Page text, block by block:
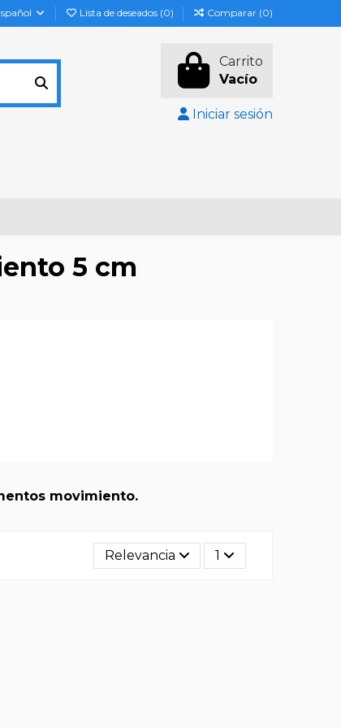
Lista de deseados (0) Comparar (0)
Carrito
Vacío
Iniciar sesión
5 cm
movimiento.
Relevancia 1